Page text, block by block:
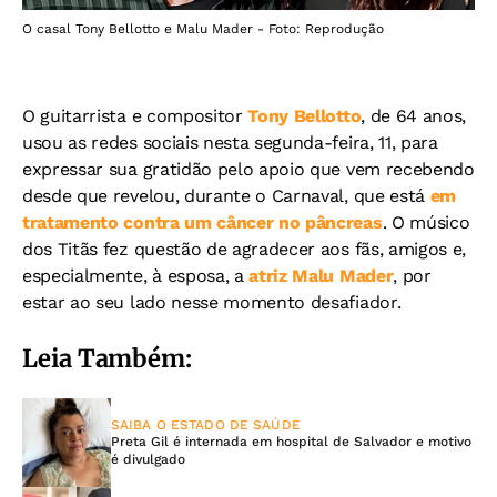
O casal Tony Bellotto e Malu Mader - Foto: Reprodução
O guitarrista e compositorTony Bellotto, de 64 anos,
usou as redes sociais nesta segunda-feira, 11, para
expressar sua gratidão pelo apoio que vem recebendo
desde que revelou, durante o Carnaval, que está em
tratamento contra um câncer no pâncreas. O músico
dos Titãs fez questão de agradecer aos fãs, amigos e,
especialmente, à esposa, aatriz Malu Mader, por
estar ao seu lado nesse momento desafiador.
Leia Também:
SAIBA O ESTADO DE SAÚDE
Preta Gil é internada em hospital de Salvador e motivo
é divulgado